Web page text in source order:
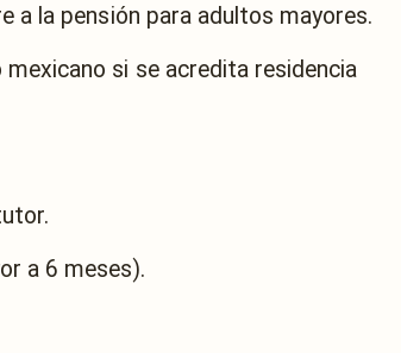
a la pensión para adultos mayores.
si se acredita residencia
a 6 meses).